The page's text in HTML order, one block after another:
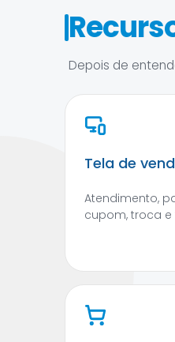
Depois de
Tela de
Atendimento,
cupom, troca